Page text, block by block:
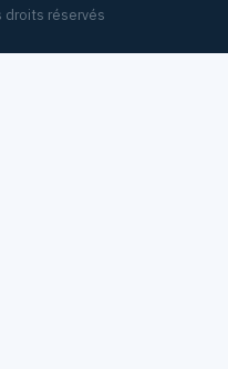
droits réservés